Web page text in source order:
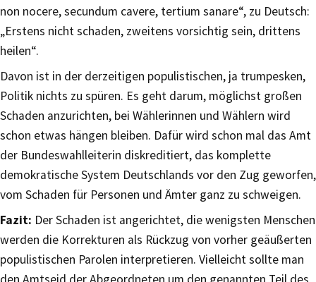
non nocere, secundum cavere, tertium sanare“, zu Deutsch:
„Erstens nicht schaden, zweitens vorsichtig sein, drittens
heilen“.
Davon ist in der derzeitigen populistischen, ja trumpesken,
Politik nichts zu spüren. Es geht darum, möglichst großen
Schaden anzurichten, bei Wählerinnen und Wählern wird
schon etwas hängen bleiben. Dafür wird schon mal das Amt
der Bundeswahlleiterin diskreditiert, das komplette
demokratische System Deutschlands vor den Zug geworfen,
vom Schaden für Personen und Ämter ganz zu schweigen.
Fazit: Der Schaden ist angerichtet, die wenigsten Menschen
werden die Korrekturen als Rückzug von vorher geäußerten
populistischen Parolen interpretieren. Vielleicht sollte man
den Amtseid der Abgeordneten um den genannten Teil des